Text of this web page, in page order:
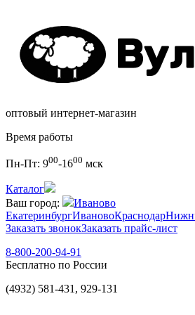
оптовый интернет-магазин
Время работы
Пн-Пт: 900-1600 мск
Каталог
Ваш город:
Иваново
ЕкатеринбургИвановоКраснодар
Заказать звонокЗаказать прайс-лист
8-800-200-94-91
Бесплатно по России
(4932) 581-431, 929-131